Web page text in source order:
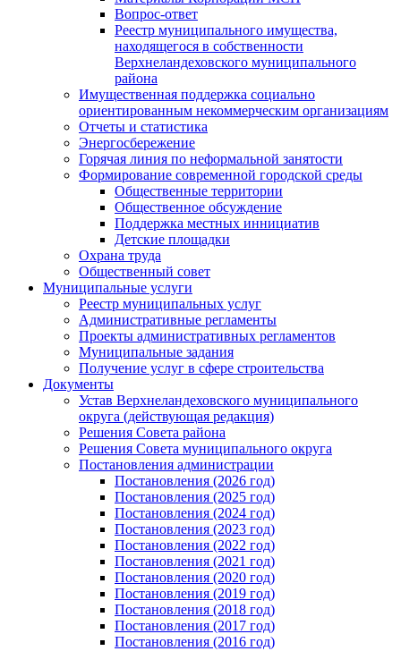
Вопрос-ответ
Реестр муниципального имущества,
находящегося в собственности
Верхнеландеховского муниципального
района
Имущественная поддержка социально
ориентированным некоммерческим организациям
Отчеты и статистика
Энергосбережение
Горячая линия по неформальной занятости
Формирование современной городской среды
Общественные территории
Общественное обсуждение
Поддержка местных иннициатив
Детские площадки
Охрана труда
Общественный совет
Муниципальные услуги
Реестр муниципальных услуг
Административные регламенты
Проекты административных регламентов
Муниципальные задания
Получение услуг в сфере строительства
Документы
Устав Верхнеландеховского муниципального
округа (действующая редакция)
Решения Совета района
Решения Совета муниципального округа
Постановления администрации
Постановления (2026 год)
Постановления (2025 год)
Постановления (2024 год)
Постановления (2023 год)
Постановления (2022 год)
Постановления (2021 год)
Постановления (2020 год)
Постановления (2019 год)
Постановления (2018 год)
Постановления (2017 год)
Постановления (2016 год)